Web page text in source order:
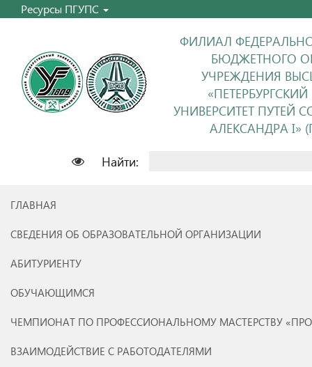
Ресурсы ПГУПС
ФИЛИАЛ
БЮДЖЕТНОГО
УЧРЕЖДЕНИЯ
УНИВЕРСИТЕТ ПУТЕЙ
АЛЕКСАНДРА I»
Найти:
ГЛАВНАЯ
СВЕДЕНИЯ ОБ ОБРАЗОВАТЕЛЬНОЙ ОРГАНИЗАЦИИ
АБИТУРИЕНТУ
ОБУЧАЮЩИМСЯ
ЧЕМПИОНАТ ПО ПРОФЕССИОНАЛЬНОМУ МАСТЕРСТВУ
ВЗАИМОДЕЙСТВИЕ С РАБОТОДАТЕЛЯМИ